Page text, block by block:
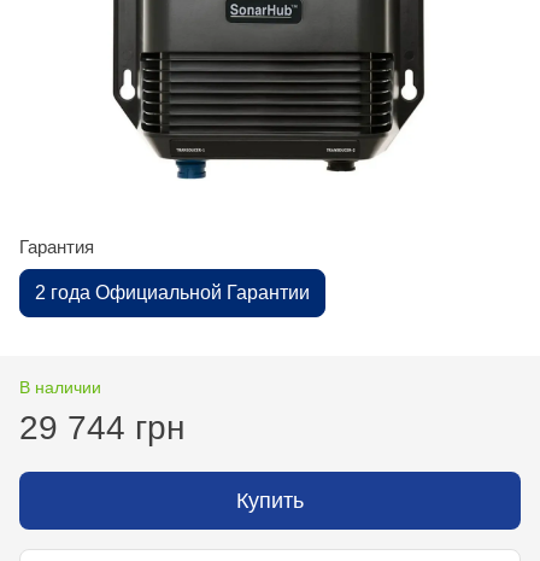
Гарантия
2 года Официальной Гарантии
В наличии
29 744 грн
Купить